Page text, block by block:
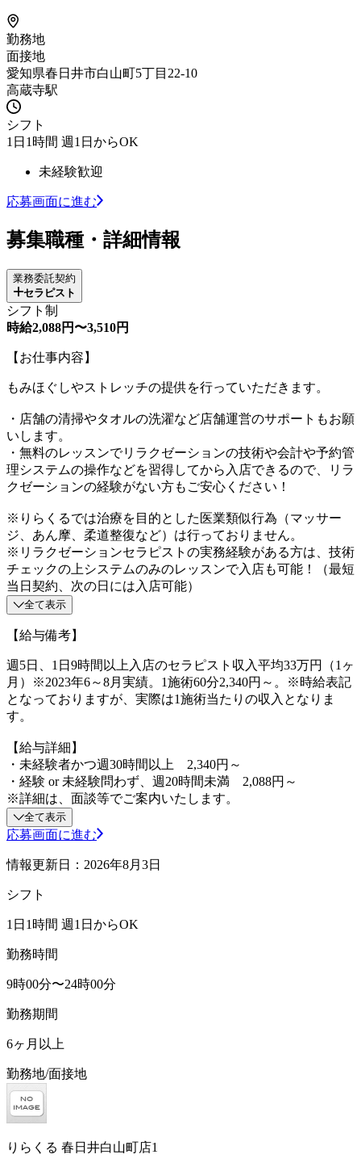
勤務地
面接地
愛知県春日井市白山町5丁目22-10
高蔵寺駅
シフト
1日1時間 週1日からOK
未経験歓迎
応募画面に進む
募集職種・詳細情報
業務委託契約
セラピスト
シフト制
時給2,088円〜3,510円
【お仕事内容】
もみほぐしやストレッチの提供を行っていただきます。
・店舗の清掃やタオルの洗濯など店舗運営のサポートもお願
いします。
・無料のレッスンでリラクゼーションの技術や会計や予約管
理システムの操作などを習得してから入店できるので、リラ
クゼーションの経験がない方もご安心ください！
※りらくるでは治療を目的とした医業類似行為（マッサー
ジ、あん摩、柔道整復など）は行っておりません。
※リラクゼーションセラピストの実務経験がある方は、技術
チェックの上システムのみのレッスンで入店も可能！（最短
当日契約、次の日には入店可能）
全て表示
【給与備考】
週5日、1日9時間以上入店のセラピスト収入平均33万円（1ヶ
月）※2023年6～8月実績。1施術60分2,340円～。※時給表記
となっておりますが、実際は1施術当たりの収入となりま
す。
【給与詳細】
・未経験者かつ週30時間以上 2,340円～
・経験 or 未経験問わず、週20時間未満 2,088円～
※詳細は、面談等でご案内いたします。
全て表示
応募画面に進む
情報更新日：2026年8月3日
シフト
1日1時間 週1日からOK
勤務時間
9時00分〜24時00分
勤務期間
6ヶ月以上
勤務地/面接地
りらくる 春日井白山町店1